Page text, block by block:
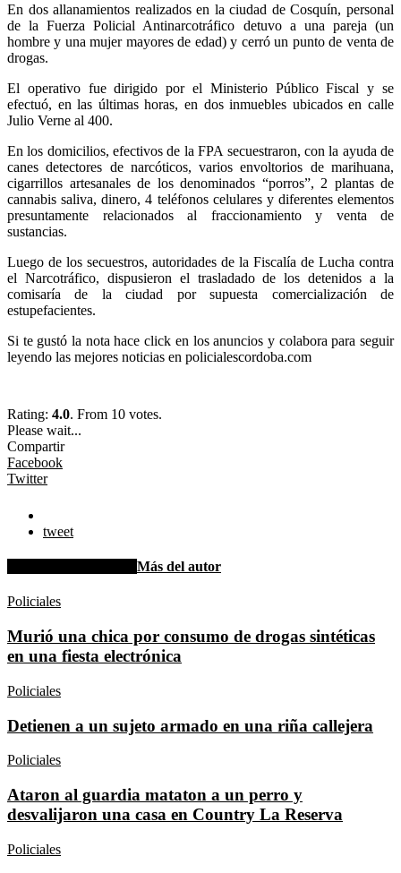
En dos allanamientos realizados en la ciudad de Cosquín, personal
de la Fuerza Policial Antinarcotráfico detuvo a una pareja (un
hombre y una mujer mayores de edad) y cerró un punto de venta de
drogas.
El operativo fue dirigido por el Ministerio Público Fiscal y se
efectuó, en las últimas horas, en dos inmuebles ubicados en calle
Julio Verne al 400.
En los domicilios, efectivos de la FPA secuestraron, con la ayuda de
canes detectores de narcóticos, varios envoltorios de marihuana,
cigarrillos artesanales de los denominados “porros”, 2 plantas de
cannabis saliva, dinero, 4 teléfonos celulares y diferentes elementos
presuntamente relacionados al fraccionamiento y venta de
sustancias.
Luego de los secuestros, autoridades de la Fiscalía de Lucha contra
el Narcotráfico, dispusieron el trasladado de los detenidos a la
comisaría de la ciudad por supuesta comercialización de
estupefacientes.
Si te gustó la nota hace click en los anuncios y colabora para seguir
leyendo las mejores noticias en policialescordoba.com
Rating: 4.0. From 10 votes.
Please wait...
Compartir
Facebook
Twitter
tweet
Más del autor
Policiales
Murió una chica por consumo de drogas sintéticas
en una fiesta electrónica
Policiales
Detienen a un sujeto armado en una riña callejera
Policiales
Ataron al guardia mataton a un perro y
desvalijaron una casa en Country La Reserva
Policiales